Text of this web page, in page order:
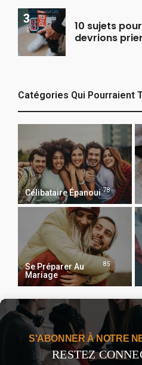
10 sujets
devrions
Catégories Qui Pourraient
Célibataire Épanoui 78
Se Préparer Au
Mariage
85
Recevoir Notre Newsletter
S'ABONNER À NOTRE
RESTEZ